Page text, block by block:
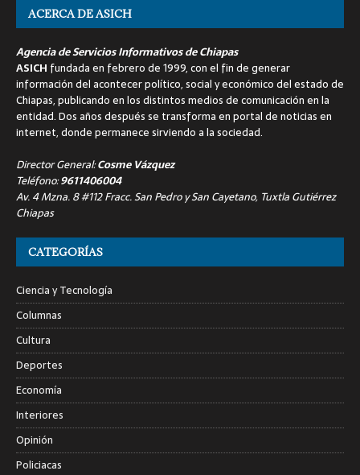
ACERCA DE ASICH
Agencia de Servicios Informativos de Chiapas
ASICH fundada en febrero de 1999, con el fin de generar
información del acontecer político, social y económico del estado de
Chiapas, publicando en los distintos medios de comunicación en la
entidad. Dos años después se transforma en portal de noticias en
internet, donde permanece sirviendo a la sociedad.
Director General:Cosme Vázquez
Teléfono:9611406004
Av. 4 Mzna. 8 #112 Fracc. San Pedro y San Cayetano, Tuxtla Gutiérrez
Chiapas
CATEGORÍAS
Ciencia y Tecnología
Columnas
Cultura
Deportes
Economía
Interiores
Opinión
Policiacas